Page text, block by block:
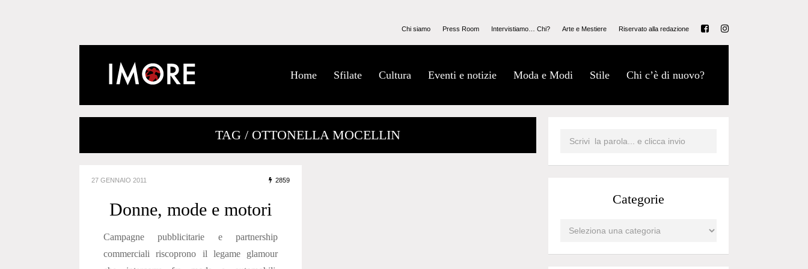
Chi siamo Press Room Intervistiamo… Chi? Arte e Mestiere Riservato alla redazione
Home Sfilate Cultura Eventi e notizie Moda e Modi Stile Chi c’è di nuovo?
TAG / OTTONELLA MOCELLIN
27 GENNAIO 2011 2859
Donne, mode e motori
Campagne pubblicitarie e partnership
commerciali riscoprono il legame glamour
Categorie